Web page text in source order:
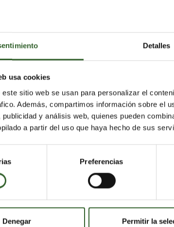
Detalles
usa cookies
este sitio web se usan para personalizar el
Además, compartimos información sobre el
y análisis web, quienes pueden
a partir del uso que haya hecho de sus
Preferencias
Denegar Permitir la
S.L.
enVizcaya,Álava,Guipúzcoa,Burgos,
y anulación de depósitos,
Limpieza de separadores, Limpiezas
Retirada, transporte y gestión de
Clasificación, maquinas de limpieza
Caucho, Disolventes, Equipos Electronicos,
Papel, Pilas, Plasticos, Quimicos, RCD,
Textiles, Toner, VFU, Vidrio